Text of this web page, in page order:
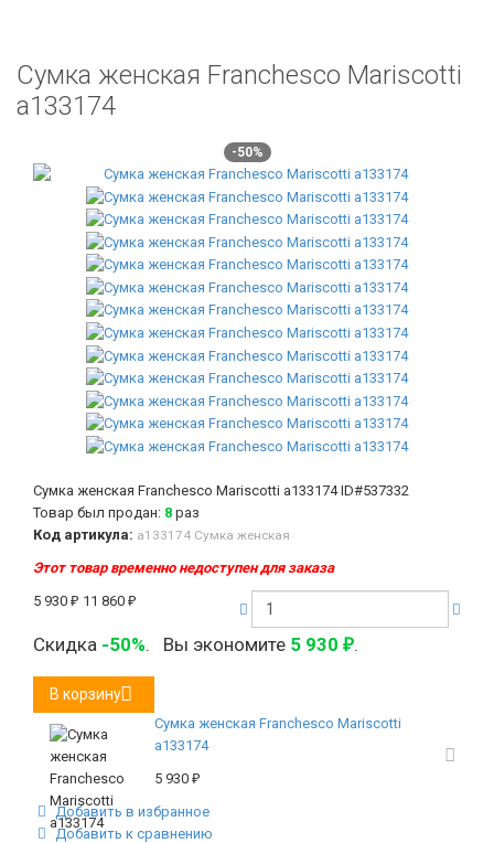
Сумка женская Franchesco Mariscotti
а133174
-50%
Сумка женская Franchesco Mariscotti а133174ID#537332
Товар был продан: 8 раз
Код артикула: а133174 Сумка женская
Этот товар временно недоступен для заказа
5 930 ₽ 11 860 ₽
Скидка -50%. Вы экономите 5 930 ₽.
В корзину
Сумка женская Franchesco Mariscotti
а133174
5 930 ₽
Добавить в избранное
Добавить к сравнению